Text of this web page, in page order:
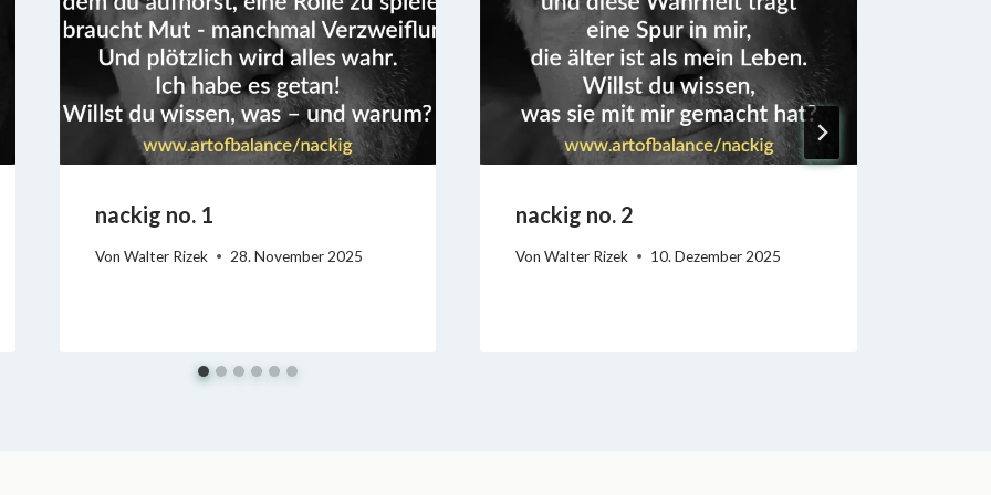
nackig no. 1
Von Walter Rizek 28. November 2025
nackig no. 2
Von Walter Rizek 10. Dezember 2025